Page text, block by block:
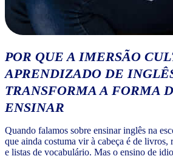
POR QUE A IMERSÃO
APRENDIZADO DE
TRANSFORMA A FORMA
ENSINAR
Quando falamos sobre ensinar inglês na
que ainda costuma vir à cabeça é de livros,
e listas de vocabulário. Mas o ensino de